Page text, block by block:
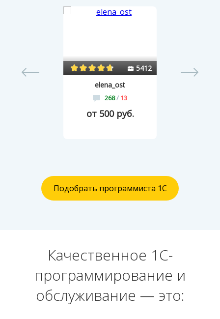
5412
elena_ost
268/ 13
от 500 руб.
Подобрать программиста 1С
Качественное 1С-
программирование и
обслуживание — это: